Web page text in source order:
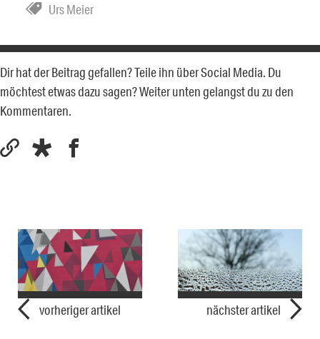
Urs Meier
Dir hat der Beitrag gefallen? Teile ihn über Social Media. Du
möchtest etwas dazu sagen? Weiter unten gelangst du zu den
Kommentaren.
vorheriger artikel nächster artikel